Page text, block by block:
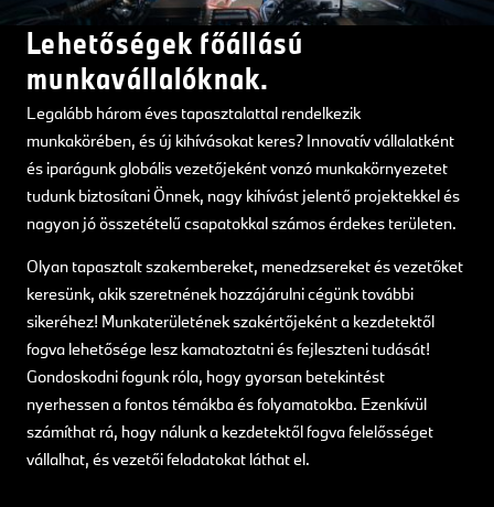
Lehetőségek főállású
munkavállalóknak.
Legalább három éves tapasztalattal rendelkezik
munkakörében, és új kihívásokat keres? Innovatív vállalatként
és iparágunk globális vezetőjeként vonzó munkakörnyezetet
tudunk biztosítani Önnek, nagy kihívást jelentő projektekkel és
nagyon jó összetételű csapatokkal számos érdekes területen.
Olyan tapasztalt szakembereket, menedzsereket és vezetőket
keresünk, akik szeretnének hozzájárulni cégünk további
sikeréhez! Munkaterületének szakértőjeként a kezdetektől
fogva lehetősége lesz kamatoztatni és fejleszteni tudását!
Gondoskodni fogunk róla, hogy gyorsan betekintést
nyerhessen a fontos témákba és folyamatokba. Ezenkívül
számíthat rá, hogy nálunk a kezdetektől fogva felelősséget
vállalhat, és vezetői feladatokat láthat el.